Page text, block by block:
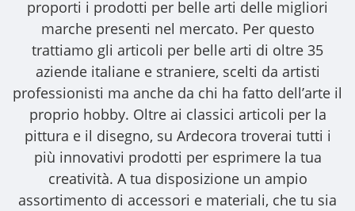
proporti i prodotti per belle arti delle migliori
marche presenti nel mercato. Per questo
trattiamo gli articoli per belle arti di oltre 35
aziende italiane e straniere, scelti da artisti
professionisti ma anche da chi ha fatto dell’arte il
proprio hobby. Oltre ai classici articoli per la
pittura e il disegno, su Ardecora troverai tutti i
più innovativi prodotti per esprimere la tua
creatività. A tua disposizione un ampio
assortimento di accessori e materiali, che tu sia